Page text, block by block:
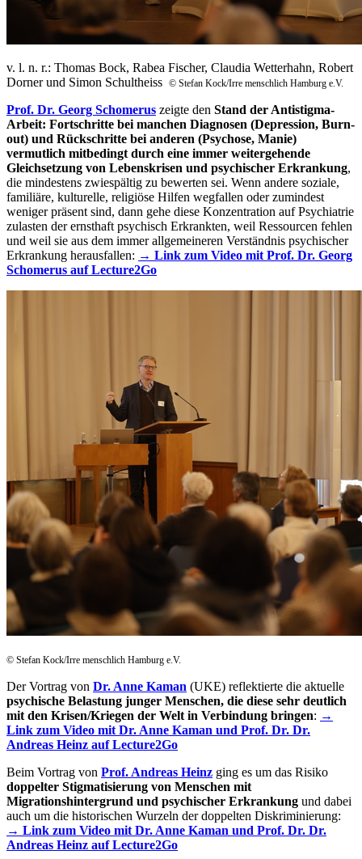
v. l. n. r.: Thomas Bock, Rabea Fischer, Claudia Wetterhahn, Robert
Dorner und Simon Schultheiss © Stefan Kock/Irre menschlich Hamburg e.V.
Prof. Dr. Georg Schomerus zeigte den Stand der Antistigma-
Arbeit: Fortschritte bei manchen Diagnosen (Depression, Burn-
out) und Rückschritte bei anderen (Psychose, Manie)
vermutlich mitbedingt durch eine immer weitergehende
Gleichsetzung von Lebenskrisen und psychischer Erkrankung,
die mindestens zwiespältig zu bewerten sei. Wenn andere soziale,
familiäre, kulturelle, religiöse Hilfen wegfallen oder zumindest
weniger präsent sind, dann gehe diese Konzentration auf Psychiatrie
zulasten der ernsthaft psychisch Erkrankten, weil Ressourcen fehlen
und weil sie aus dem immer allgemeineren Verständnis psychischer
Erkrankung herausfallen: → Link zum Video mit Prof. Dr. Georg
Schomerus auf Lecture2Go
© Stefan Kock/Irre menschlich Hamburg e.V.
Der Vortrag von Dr. Anne Kaman (UKE) reflektierte die aktuelle
psychische Belastung junger Menschen, die diese sehr deutlich
mit den Krisen/Kriegen der Welt in Verbindung bringen: →
Link zum Video mit Dr. Anne Kaman und Prof. Dr. Dr.
Andreas Heinz auf Lecture2Go
Beim Vortrag von Prof. Andreas Heinz ging es um das Risiko
doppelter Stigmatisierung von Menschen mit
Migrationshintergrund und psychischer Erkrankung und dabei
auch um die historischen Wurzeln der doppelten Diskriminierung:
→ Link zum Video mit Dr. Anne Kaman und Prof. Dr. Dr.
Andreas Heinz auf Lecture2Go